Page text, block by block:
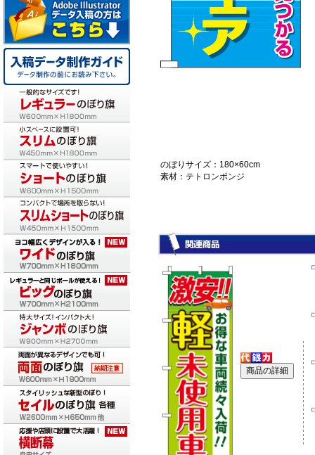
のぼりサイズ：180×60cm
素材：テトロンポンジ